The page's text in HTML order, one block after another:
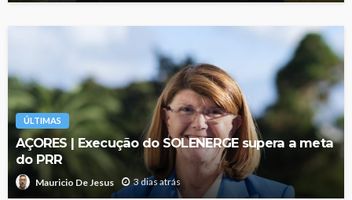
ÚLTIMAS
AÇORES | Execução do SOLENERGE supera a meta
do PRR
Mauricio De Jesus 3 dias atrás